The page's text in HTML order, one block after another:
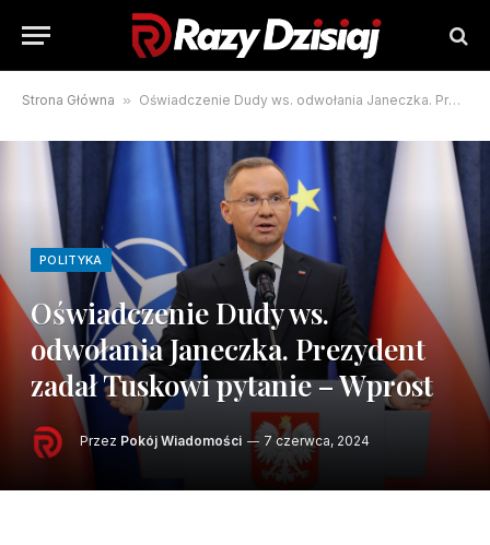
Strona Główna » Oświadczenie Dudy ws. odwołania Janeczka. Prezydent zadał Tuskowi pytanie – Wprost
POLITYKA
Oświadczenie Dudy ws.
odwołania Janeczka. Prezydent
zadał Tuskowi pytanie – Wprost
Przez Pokój Wiadomości 7 czerwca, 2024